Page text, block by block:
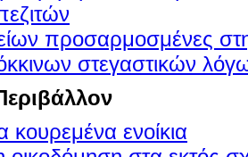
προσαρμοσμένες
στεγαστικών
κουρεμένα ενοίκια